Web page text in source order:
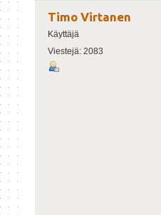
Timo Virtanen
Käyttäjä
Viestejä: 2083